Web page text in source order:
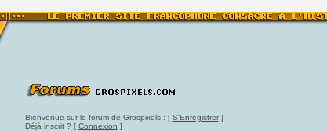
Bienvenue sur le forum de Grospixels : [ S'Enregistrer]
Déjà inscrit ? [ Connexion ]